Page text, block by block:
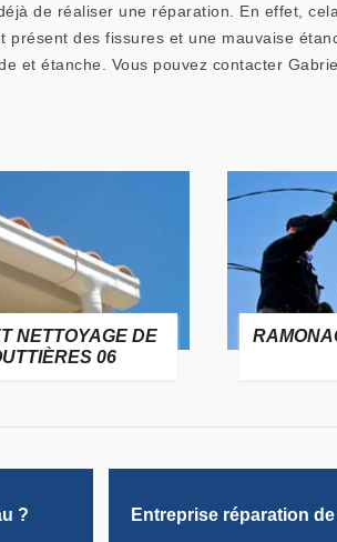
de réaliser une réparation. En effet,
présent des fissures et une mauvaise
et étanche. Vous pouvez contacter
NETTOYAGE DE
06
? Entreprise réparation